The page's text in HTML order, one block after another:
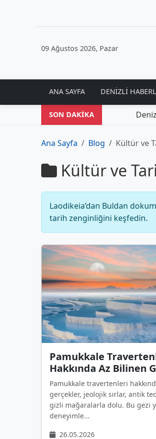
09 Ağustos 2026, Pazar
ANA SAYFA DENIZLI
SON DAKİKA
Ana Sayfa Blog Kültür ve
Kültür ve
Laodikeia’dan Buldan
tarih zenginliğini keşfedin.
Pamukkale
Hakkında Az Bilinen
Pamukkale travertenleri
gerçekler, jeolojik sırlar, antik
gizli mağaralarla dolu. Bu gezi
deneyimle...
26.05.2026